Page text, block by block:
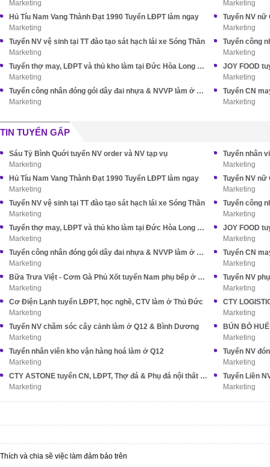
Marketing
Marketing
Hủ Tíu Nam Vang Thành Đạt 1990 Tuyển LĐPT làm ngay
Marketing
Tuyển NV nữ
Marketing
Tuyển NV vệ sinh tại TT đào tạo sát hạch lái xe Sóng Thần
Marketing
Tuyển công
Marketing
Tuyển thợ may, LĐPT và thủ kho làm tại Đức Hòa Long An (cũ)
Marketing
JOY FOOD
Marketing
Tuyển công nhân đóng gói dây đai nhựa & NVVP làm ở Nhà Bè
Marketing
Marketing
TIN TUYỂN GẤP
Sáu Tỷ Bình Quới tuyển NV order và NV tạp vụ
Marketing
Tuyển nhân
Marketing
Hủ Tíu Nam Vang Thành Đạt 1990 Tuyển LĐPT làm ngay
Marketing
Tuyển NV nữ
Marketing
Tuyển NV vệ sinh tại TT đào tạo sát hạch lái xe Sóng Thần
Marketing
Tuyển công
Marketing
Tuyển thợ may, LĐPT và thủ kho làm tại Đức Hòa Long An (cũ)
Marketing
JOY FOOD
Marketing
Tuyển công nhân đóng gói dây đai nhựa & NVVP làm ở Nhà Bè
Marketing
Marketing
Bữa Trưa Việt - Cơm Gà Phủ Xốt tuyển Nam phụ bếp ở Tân Bình
Marketing
Marketing
Cơ Điện Lạnh tuyển LĐPT, học nghề, CTV làm ở Thủ Đức
Marketing
CTY
Marketing
Tuyển NV chăm sóc cây cảnh làm ở Q12 & Bình Dương
Marketing
Marketing
Tuyển nhân viên kho vận hàng hoá làm ở Q12
Marketing
Tuyển NV
Marketing
CTY ASTONE tuyển CN, LĐPT, Thợ đá & Phụ đá nội thất XK
Marketing
Marketing
Thích và chia sẽ việc làm đảm bảo trên